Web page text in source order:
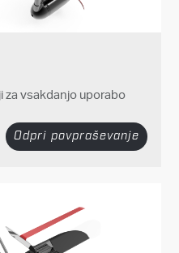
za vsakdanjo uporabo
Odpri povpraševanje